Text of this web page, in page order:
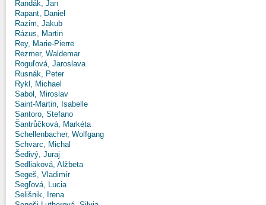
Randák, Jan
Rapant, Daniel
Razim, Jakub
Rázus, Martin
Rey, Marie-Pierre
Rezmer, Waldemar
Roguľová, Jaroslava
Rusnák, Peter
Rykl, Michael
Sabol, Miroslav
Saint-Martin, Isabelle
Santoro, Stefano
Šantrůčková, Markéta
Schellenbacher, Wolfgang
Schvarc, Michal
Šedivý, Juraj
Sedliaková, Alžbeta
Segeš, Vladimír
Segľová, Lucia
Selišnik, Irena